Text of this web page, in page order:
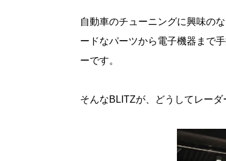
自動車のチューニングに興味の
ードなパーツから電子機器まで
ーです。
そんなBLITZが、どうしてレー